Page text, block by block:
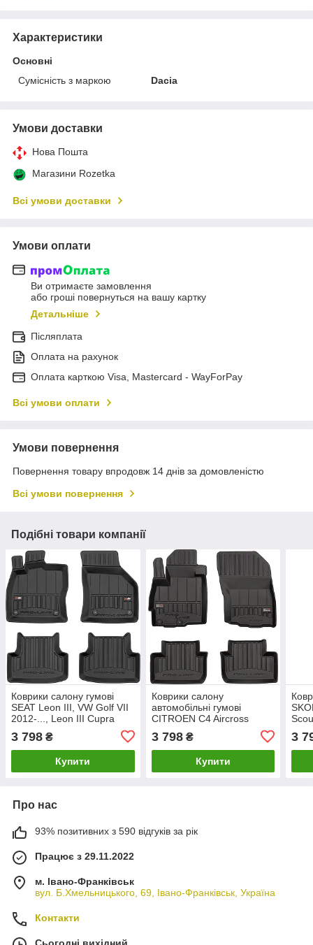
Характеристики
Основні
Сумісність з маркою
Dacia
Умови доставки
Нова Пошта
Магазини Rozetka
Всі умови доставки
Умови оплати
Ви отримаєте замовлення
або гроші повернуться на вашу картку
Детальніше
Післяплата
Оплата на рахунок
Оплата карткою Visa, Mastercard - WayForPay
Всі умови оплати
Умови повернення
Повернення товару впродовж 14 днів за домовленістю
Всі умови повернення
Подібні товари компанії
Коврики салону гумові
SEAT Leon III, VW Golf VII
2012-..., Leon III Cupra
3 798 ₴
Купити
Коврики салону
автомобільні гумові
CITROEN C4 Aircross
2012-2017, MITSUBISHI
ASX 2010 / 3D407503
3 798₴
Купити
3
Про нас
93% позитивних з 590 відгуків за рік
Працює з 29.11.2022
м. Івано-Франківськ
вул. Б.Хмельницького, 69, Івано-Франківськ, Україна
Контакти